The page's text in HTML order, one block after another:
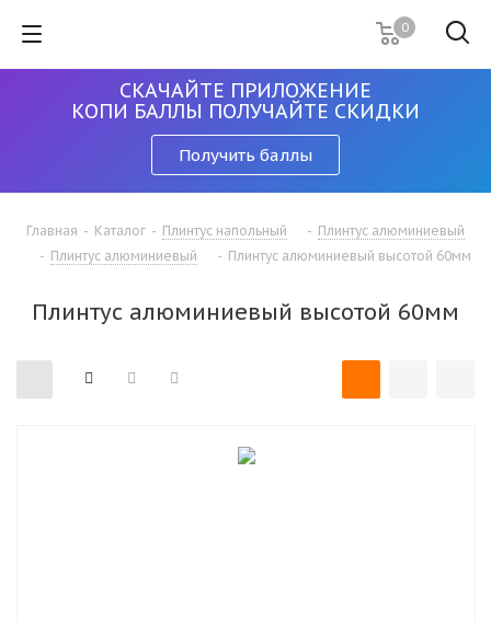
0
СКАЧАЙТЕ ПРИЛОЖЕНИЕ
КОПИ БАЛЛЫ ПОЛУЧАЙТЕ СКИДКИ
Получить баллы
Главная - Каталог - Плинтус напольный - Плинтус алюминиевый
- Плинтус алюминиевый - Плинтус алюминиевый высотой 60мм
Плинтус алюминиевый высотой 60мм